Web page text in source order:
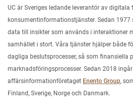
UC är Sveriges ledande leverantör av digitala
konsumentinformationstjänster. Sedan
data till insikter som används i interaktioner
samhället i stort. Våra tjänster hjälper både
dagliga beslutsprocesser, så som finansiella
marknadsföringsprocesser. Sedan 2018
affärsinformationföretaget Enento Group,
Finland, Sverige, Norge och Danmark.